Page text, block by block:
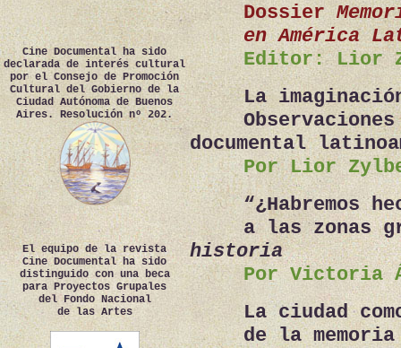
Dossier
en América
Editor: Lior
La
documental
Por Lior
“¿Habremos
a las zonas
historia
Por Victoria
La ciudad
de la
Cine Documental ha sido
declarada de interés cultural
por el Consejo de Promoción
Cultural del Gobierno de la
Ciudad Autónoma de Buenos
Aires. Resolución nº 202.
El equipo de la revista
Cine Documental ha sido
distinguido con una beca
para Proyectos Grupales
del Fondo Nacional
de las Artes